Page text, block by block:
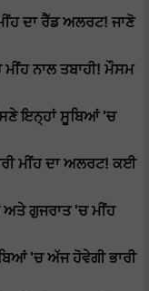
ਦਾ ਰੈੱਡ ਅਲਰਟ! ਜਾਣੋ
ਨਾਲ ਤਬਾਹੀ! ਮੌਸਮ
ਸਣੇ ਇਨ੍ਹਾਂ ਸੂਬਿਆਂ 'ਚ
ਮੀਂਹ ਦਾ ਅਲਰਟ! ਕਈ
ਅਤੇ ਗੁਜਰਾਤ 'ਚ ਮੀਂਹ
'ਚ ਅੱਜ ਹੋਵੇਗੀ ਭਾਰੀ